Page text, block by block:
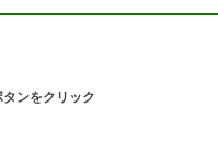
ンをクリック